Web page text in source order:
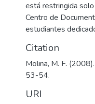
está restringida
Centro de
estudiantes
Citation
Molina, M. F.
53-54.
URI